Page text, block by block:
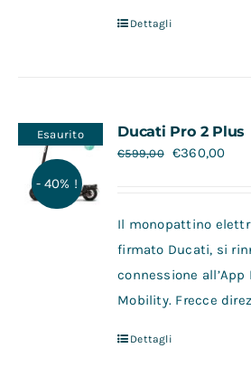
Dettagli
Esaurito
- 40% !
Ducati Pro 2 Plus
€599,00 €360,00
Il monopattino
firmato Ducati, si
connessione
Mobility. Frecce
Dettagli